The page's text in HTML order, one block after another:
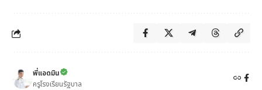
พี่แอดมิน
ครูโรงเรียนรัฐบาล